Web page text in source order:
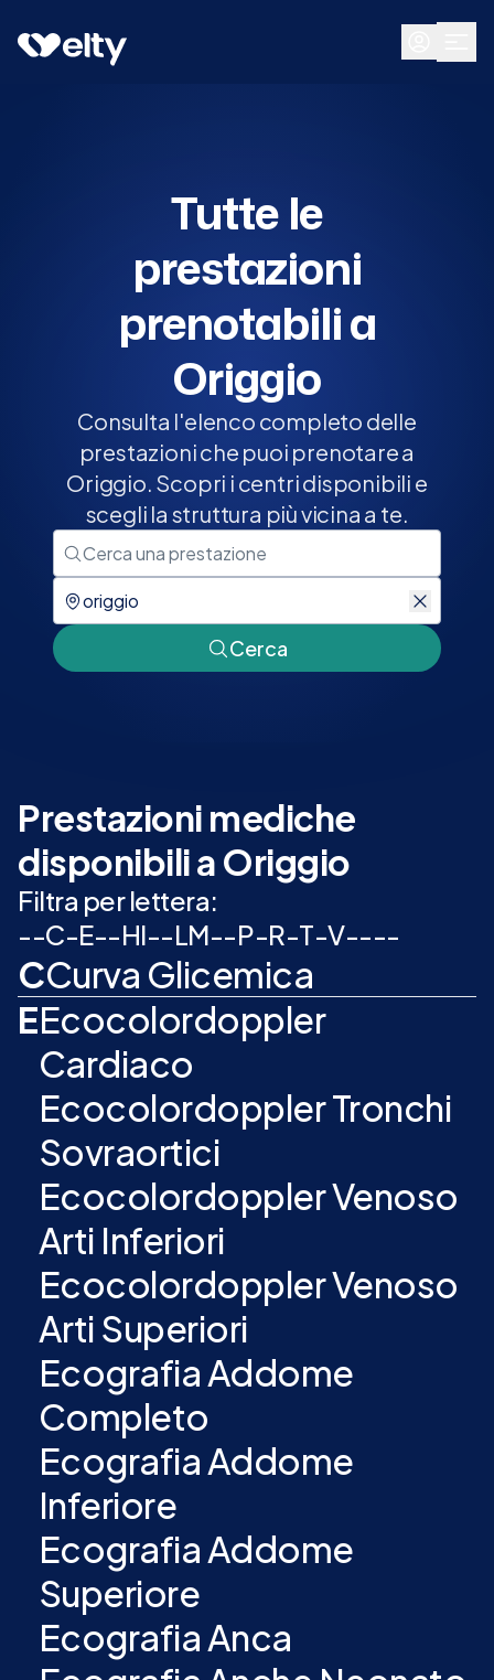
Prenota visita
Tutte le
prestazioni
prenotabili a
Origgio
Consulta l'elenco completo delle
prestazioni che puoi prenotare a
Origgio. Scopri i centri disponibili e
scegli la struttura più vicina a te.
Cerca
Prestazioni mediche
disponibili a Origgio
Filtra per lettera:
--C-E--HI--LM--P-R-T-V----
CCurva Glicemica
EEcocolordoppler
Cardiaco
Ecocolordoppler Tronchi
Sovraortici
Ecocolordoppler Venoso
Arti Inferiori
Ecocolordoppler Venoso
Arti Superiori
Ecografia Addome
Completo
Ecografia Addome
Inferiore
Ecografia Addome
Superiore
Ecografia Anca